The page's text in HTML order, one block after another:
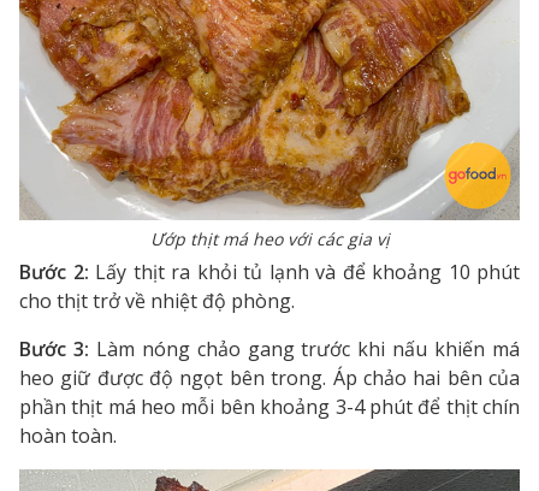
Ướp thịt má heo với các gia vị
Bước 2: Lấy thịt ra khỏi tủ lạnh và để khoảng 10 phút
cho thịt trở về nhiệt độ phòng.
Bước 3: Làm nóng chảo gang trước khi nấu khiến má
heo giữ được độ ngọt bên trong. Áp chảo hai bên của
phần thịt má heo mỗi bên khoảng 3-4 phút để thịt chín
hoàn toàn.